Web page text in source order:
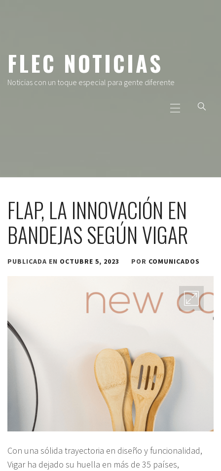
FLEC NOTICIAS
Noticias con un toque especial para gente diferente
principal
FLAP, LA INNOVACIÓN EN
BANDEJAS SEGÚN VIGAR
PUBLICADA EN OCTUBRE 5, 2023 POR COMUNICADOS
Con una sólida trayectoria en diseño y funcionalidad,
Vigar ha dejado su huella en más de 35 países,